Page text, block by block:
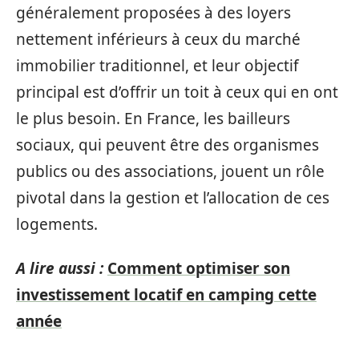
généralement proposées à des loyers
nettement inférieurs à ceux du marché
immobilier traditionnel, et leur objectif
principal est d’offrir un toit à ceux qui en ont
le plus besoin. En France, les bailleurs
sociaux, qui peuvent être des organismes
publics ou des associations, jouent un rôle
pivotal dans la gestion et l’allocation de ces
logements.
A lire aussi : Comment optimiser son
investissement locatif en camping cette
année